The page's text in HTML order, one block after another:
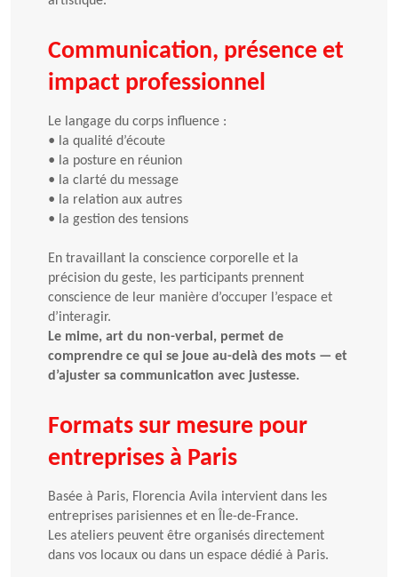
Communication, présence et
impact professionnel
Le langage du corps influence :
• la qualité d’écoute
• la posture en réunion
• la clarté du message
• la relation aux autres
• la gestion des tensions
En travaillant la conscience corporelle et la
précision du geste, les participants prennent
conscience de leur manière d’occuper l’espace et
d’interagir.
Le mime, art du non-verbal, permet de
comprendre ce qui se joue au-delà des mots — et
d’ajuster sa communication avec justesse.
Formats sur mesure pour
entreprises à Paris
Basée à Paris, Florencia Avila intervient dans les
entreprises parisiennes et en Île-de-France.
Les ateliers peuvent être organisés directement
dans vos locaux ou dans un espace dédié à Paris.